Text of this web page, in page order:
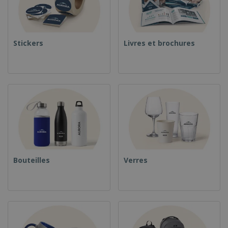
Stickers Livres et brochures
Bouteilles Verres